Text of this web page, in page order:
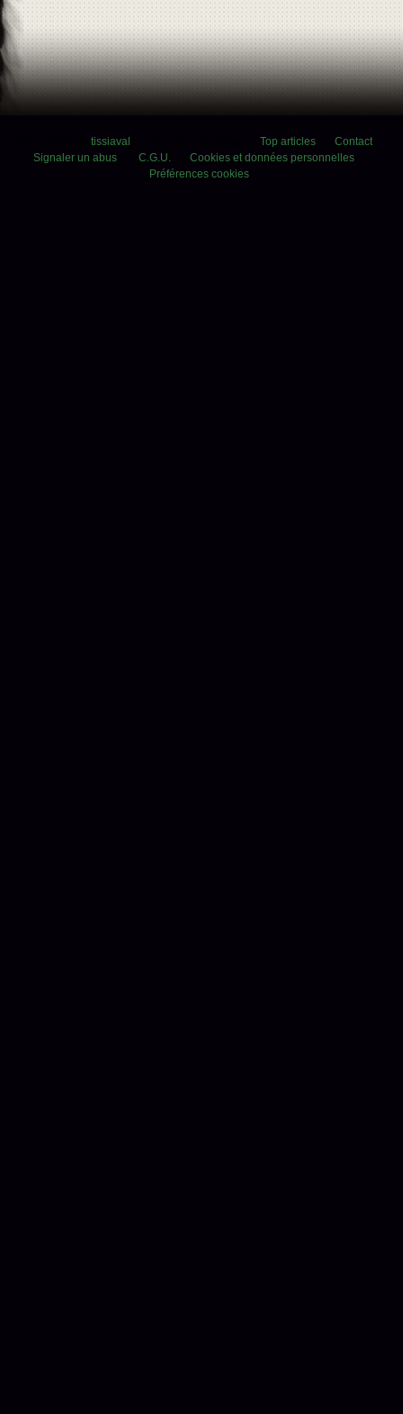
tissiaval Top articles
Contact
Signaler un abus
C.G.U.
Cookies et données personnelles
Préférences cookies